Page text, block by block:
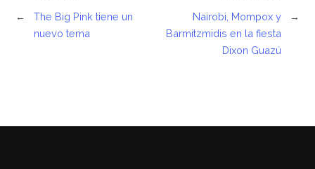
Nairobi, Mompox y
Barmitzmidis en la fiesta
Dixon Guazú
→
←
The Big Pink tiene un
nuevo tema